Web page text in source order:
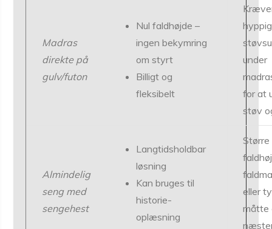
Madras
direkte på
gulv/futon
Nul faldhøjde –
ingen bekymring
om styrt
Billigt og
fleksibelt
hyppig
under
for at
støv
Almindelig
seng med
sengehest
Langtidsholdbar
løsning
Kan bruges til
historie-
oplæsning
Større
eller
måtte